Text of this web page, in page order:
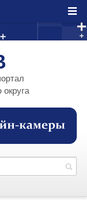
округа